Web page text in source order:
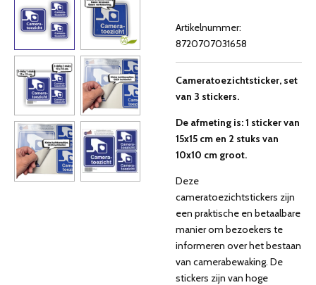
Artikelnummer:
8720707031658
Cameratoezichtsticker, set
van 3 stickers.
De afmeting is: 1 sticker van
15x15 cm en 2 stuks van
10x10 cm groot.
Deze
cameratoezichtstickers zijn
een praktische en betaalbare
manier om bezoekers te
informeren over het bestaan
van camerabewaking. De
stickers zijn van hoge